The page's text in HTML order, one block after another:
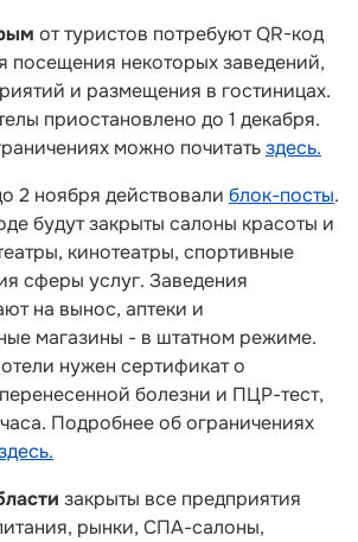
от туристов потребуют QR-код
посещения некоторых заведений,
и размещения в гостиницах.
приостановлено до 1 декабря.
можно почитатьздесь.
2 ноября действовали блок-посты.
будут закрыты салоны красоты и
кинотеатры, спортивные
сферы услуг. Заведения
на вынос, аптеки и
магазины - в штатном режиме.
нужен сертификат о
болезни и ПЦР-тест,
Подробнее об ограничениях
закрыты все предприятия
рынки, СПА-салоны,